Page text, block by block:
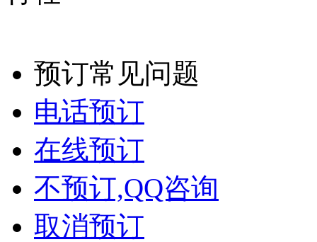
预订常见问题
电话预订
在线预订
不预订,QQ咨询
取消预订